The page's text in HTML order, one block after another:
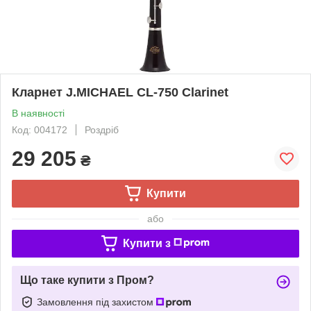
Кларнет J.MICHAEL CL-750 Clarinet
В наявності
Код: 004172
Роздріб
29 205 ₴
Купити
або
Купити з
Що таке купити з Пром?
Замовлення під захистом